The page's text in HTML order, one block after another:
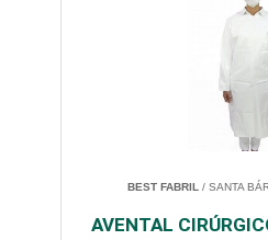
BEST FABRIL / SANTA
AVENTAL